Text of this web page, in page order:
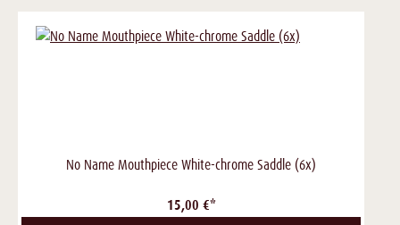
No Name Mouthpiece White-chrome Saddle (6x)
15,00 €*